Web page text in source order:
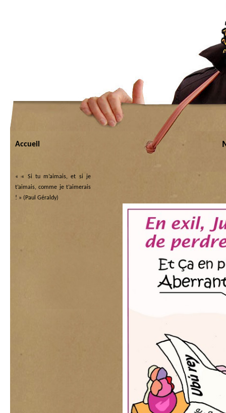
Accueil
«« Si tu m’aimais, et si je
t’aimais, comme je t’aimerais
! » (Paul Géraldy)